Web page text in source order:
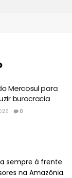
Mercosul para
burocracia
0
sempre à frente
na Amazônia.